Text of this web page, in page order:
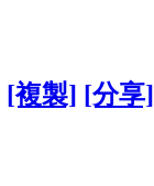
[複製] [分享]